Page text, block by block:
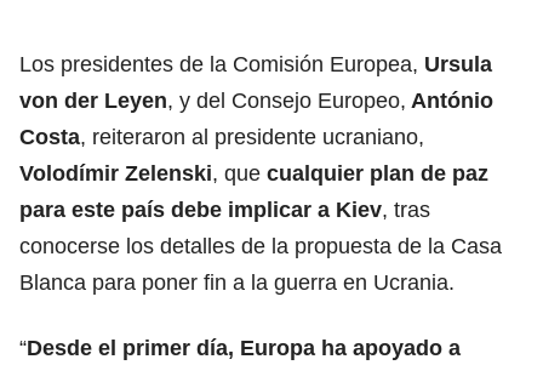
Los presidentes de la Comisión Europea, Ursula
von der Leyen, y del Consejo Europeo, António
Costa, reiteraron al presidente ucraniano,
Volodímir Zelenski, que cualquier plan de paz
para este país debe implicar a Kiev, tras
conocerse los detalles de la propuesta de la Casa
Blanca para poner fin a la guerra en Ucrania.
“Desde el primer día, Europa ha apoyado a